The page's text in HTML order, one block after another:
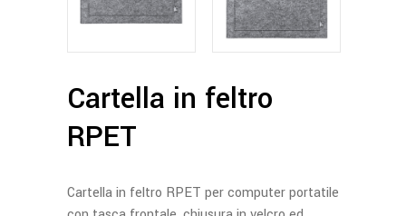
Cartella in feltro
RPET
Cartella in feltro RPET per computer portatile